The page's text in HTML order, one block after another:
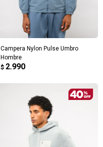
Campera Nylon Pulse Umbro
Hombre
$ 2.990